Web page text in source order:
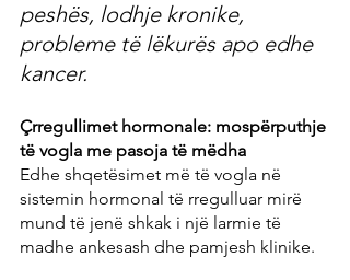
peshës, lodhje kronike,
probleme të lëkurës apo edhe
kancer.
Çrregullimet hormonale: mospërputhje
të vogla me pasoja të mëdha
Edhe shqetësimet më të vogla në
sistemin hormonal të rregulluar mirë
mund të jenë shkak i një larmie të
madhe ankesash dhe pamjesh klinike.